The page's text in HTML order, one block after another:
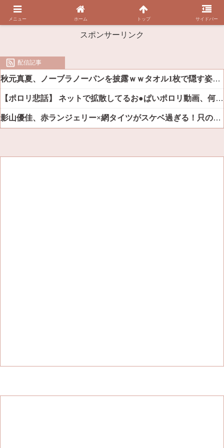
スポンサーリンク
配信記事
秋元真夏、ノーブラノーパンを披露ｗｗタオル1枚で隠す姿がほぼA●女優・・
【ポロリ悲話】 ネットで拡散してるお●ぱいポロリ動画、何故か叩かれる・・・
影山優佳、赤ランジェリー×網タイツがスケベ過ぎる！只の痴女だろ・・・
メニュー ホーム トップ サイドバー